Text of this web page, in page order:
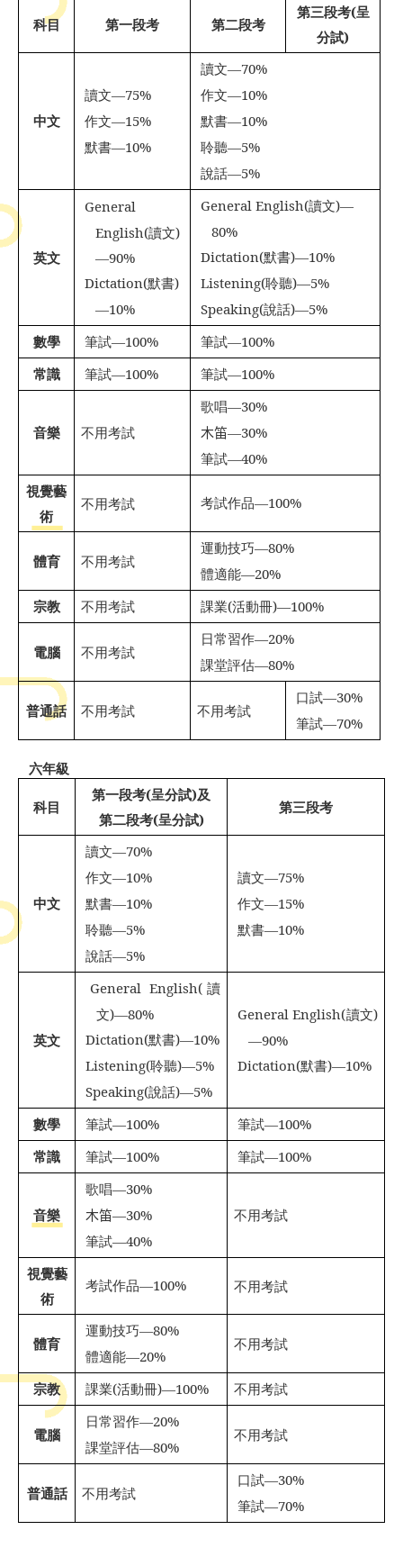
科目 第一段考 第二段考
第三段考(呈
分試)
中文
讀文—75%
作文—15%
默書—10%
讀文—70%
作文—10%
默書—10%
聆聽—5%
說話—5%
英文
General
English(讀文)
—90%
Dictation(默書)
—10%
General English(讀文)—
80%
Dictation(默書)—10%
Listening(聆聽)—5%
Speaking(說話)—5%
數學
筆試—100% 筆試—100%
常識
筆試—100% 筆試—100%
音樂 不用考試
歌唱—30%
木笛—30%
筆試—40%
視覺藝
術
不用考試 考試作品—100%
體育 不用考試
運動技巧—80%
體適能—20%
宗教
不用考試 課業(活動冊)—100%
電腦 不用考試
日常習作—20%
課堂評估—80%
普通話 不用考試 不用考試
口試—30%
筆試—70%
六年級
科目
第一段考(呈分試)及
第二段考(呈分試)
第三段考
中文
讀文—70%
作文—10%
默書—10%
聆聽—5%
說話—5%
讀文—75%
作文—15%
默書—10%
英文
General English(讀
文)—80%
Dictation(默書)—10%
Listening(聆聽)—5%
Speaking(說話)—5%
General English(讀文)
—90%
Dictation(默書)—10%
數學 筆試—100% 筆試—100%
常識
筆試—100% 筆試—100%
音樂
歌唱—30%
木笛—30%
筆試—40%
不用考試
視覺藝
術
考試作品—100% 不用考試
體育
運動技巧—80%
體適能—20%
不用考試
宗教 課業(活動冊)—100% 不用考試
電腦
日常習作—20%
課堂評估—80%
不用考試
普通話 不用考試
口試—30%
筆試—70%